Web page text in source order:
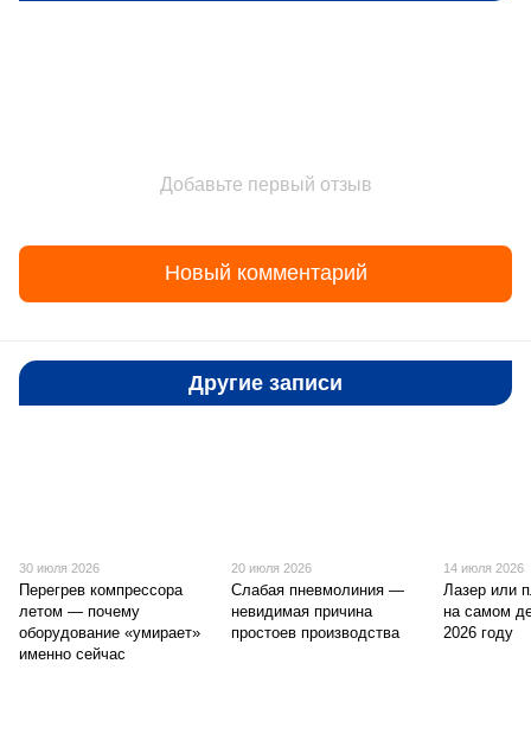
Добавьте первый отзыв
Новый комментарий
Другие записи
30 июля 2026
Перегрев компрессора
летом — почему
оборудование «умирает»
именно сейчас
20 июля 2026
Слабая пневмолиния —
невидимая причина
простоев производства
14 июля 2026
Лазер или
на самом
2026 году